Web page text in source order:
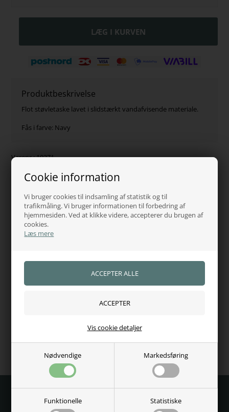
Cookie information
Vi bruger cookies til indsamling af statistik og til
trafikmåling. Vi bruger informationen til forbedring af
hjemmesiden. Ved at klikke videre, accepterer du brugen af
cookies.
Læs mere
Nødvendige Markedsføring
Funktionelle Statistiske
Vis cookie detaljer
Produktbeskrivelse
Flot støvletaske lavet i slidstærkt vandafvisende materiale.
Fås i farve: Navy
Varenr.:10371
100% tryghed
Adgang til juridisk hjælp
Se vores certifikat
Se kundeanmeldelser
Fri fragt over 750,-
Dag-til-dag levering